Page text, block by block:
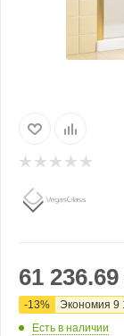
61 236.69
-13% Экономия 9
Есть в наличии